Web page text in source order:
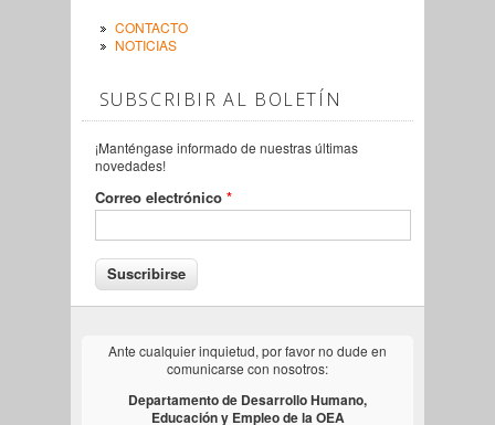
CONTACTO
NOTICIAS
SUBSCRIBIR AL BOLETÍN
¡Manténgase informado de nuestras últimas
novedades!
Correo electrónico *
Ante cualquier inquietud, por favor no dude en
comunicarse con nosotros:
Departamento de Desarrollo Humano,
Educación y Empleo de la OEA